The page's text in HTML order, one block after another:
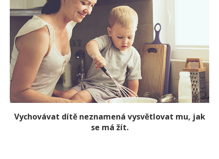
Vychovávat dítě neznamená vysvětlovat mu, jak
se má žít.